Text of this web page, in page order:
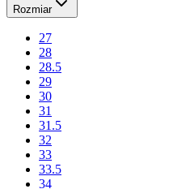
Rozmiar
27
28
28.5
29
30
31
31.5
32
33
33.5
34